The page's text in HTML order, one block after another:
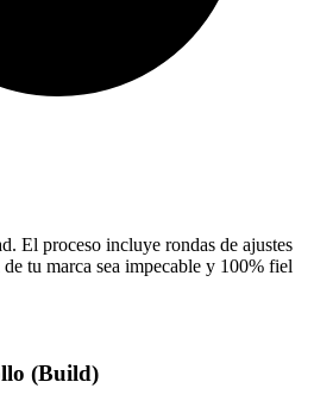
El proceso incluye rondas de ajustes
de tu marca sea impecable y 100% fiel
(Build)